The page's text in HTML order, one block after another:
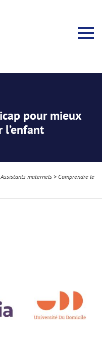
pour mieux
l’enfant
Assistants maternels > Comprendre le